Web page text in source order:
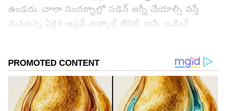
ఉండదు. చాలా సందర్భాల్లో సడెన్ జర్నీ చేయాల్సి వస్తే
మనకున్న ఏకైక ఆప్షన్ తత్కాల్ టికెట్. కానీ, బుకింగ్
ఇలాగే జరుగుతోందా? అయితే ఇప్పుడా టెన్షన్ వదిలేయండి.
కేవలం 2 నిమిషాల్లో కన్ఫర్మ్ తత్కాల్ టికెట్ బుక్ చేయడానికి
ఉపయోగపడే IRCTC 'మాస్టర్ ట్రిక్' గురించి ఇప్పుడు